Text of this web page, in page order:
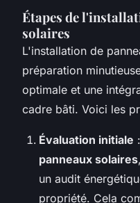
Étapes de
solaires
L'installation de
préparation
optimale et une
cadre bâti. Voici les
Évaluation initiale
panneaux solaires
un audit
propriété. Cela